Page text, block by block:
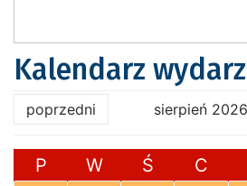
Kalendarz
poprzedni sierpień 2026
P W Ś C